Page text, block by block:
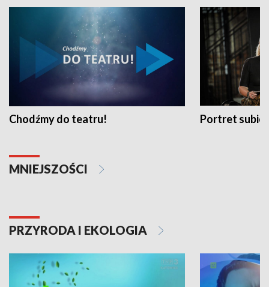
Chodźmy do teatru! Portret
MNIEJSZOŚCI
PRZYRODA I EKOLOGIA